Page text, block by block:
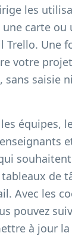
les
carte ou
Trello. Une
votre projet
saisie ni
équipes,
de
Avec les
pouvez
à jour la